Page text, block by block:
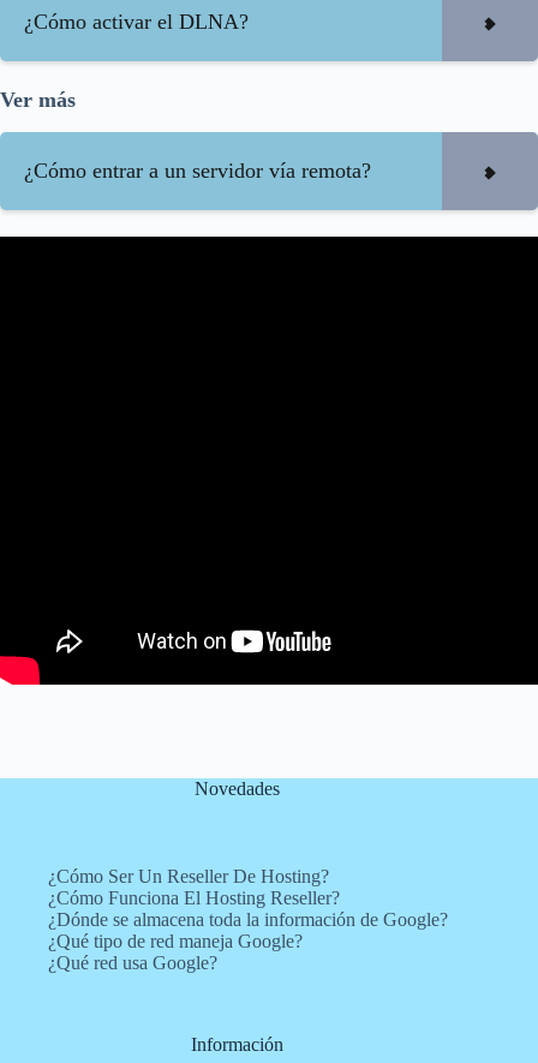
¿Cómo activar el DLNA?
Ver más
¿Cómo entrar a un servidor vía remota?
Novedades
¿Cómo Ser Un Reseller De Hosting?
¿Cómo Funciona El Hosting Reseller?
¿Dónde se almacena toda la información de Google?
¿Qué tipo de red maneja Google?
¿Qué red usa Google?
Información